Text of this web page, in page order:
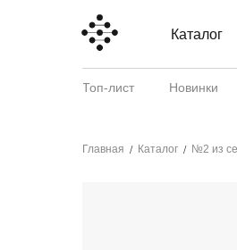
Каталог
Новинки
Топ-лист
Главная / Каталог / №2 из